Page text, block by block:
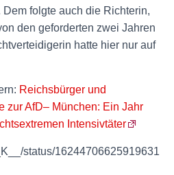
folgte auch die Richterin,
den geforderten zwei Jahren
hatte hier nur auf
Reichsbürger und
zur AfD– München: Ein Jahr
Intensivtäter
status/16244706625919631